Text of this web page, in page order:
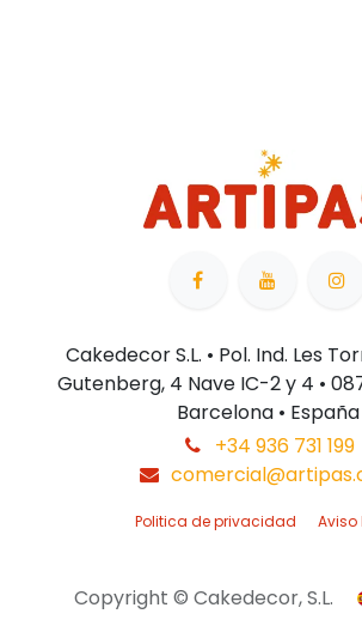
Cakedecor S.L. • Pol. Ind. Les
Gutenberg, 4 Nave IC-2 y 4 •
Barcelona • España
+34 936 731 199
Politica de privacidad Aviso
Copyright © Cakedecor, S.L.